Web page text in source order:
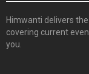
Himwanti delivers
covering current
you.